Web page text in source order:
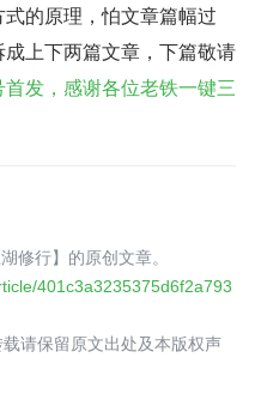
的原理，怕文章篇幅过
上下两篇文章，下篇敬请
发，感谢各位老铁一键三
修行】的原创文章。
401c3a3235375d6f2a793
请保留原文出处及本版权声